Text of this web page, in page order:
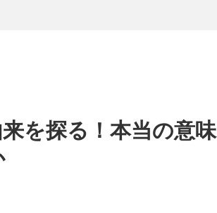
を探る！本当の意味